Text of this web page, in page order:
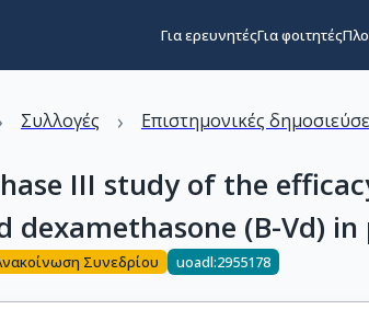
Για ερευνητέςΓια φοιτητές
Συλλογές › Επιστημονικές
III study of the
dexamethasone (B-Vd)
Συνεδρίου uoadl:2955178